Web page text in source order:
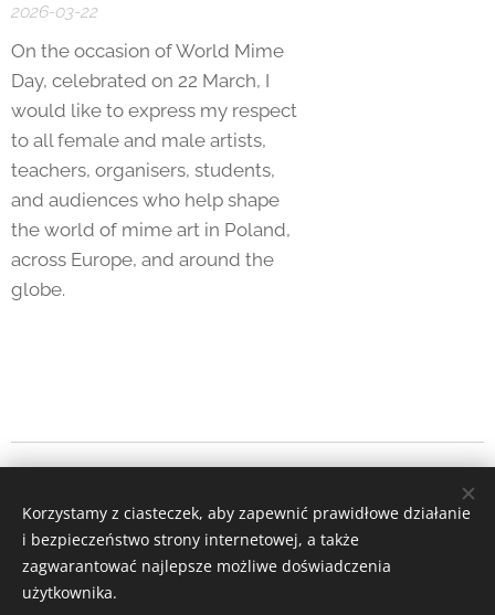
2026-03-22
On the occasion of World Mime
Day, celebrated on 22 March, I
would like to express my respect
to all female and male artists,
teachers, organisers, students,
and audiences who help shape
the world of mime art in Poland,
across Europe, and around the
globe.
Instagram facebook
Ciasteczka
Korzystamy z ciasteczek, aby zapewnić prawidłowe działanie
i bezpieczeństwo strony internetowej, a także
zagwarantować najlepsze możliwe doświadczenia
użytkownika.